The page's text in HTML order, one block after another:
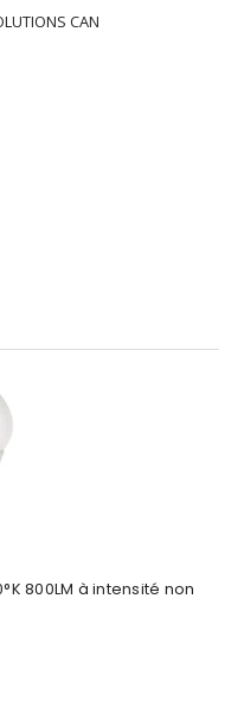
CAN
800LM à intensité non